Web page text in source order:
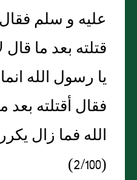
عليه و سلم
قتلته بعد ما قال
يا رسول الله
فقال أقتلته بعد
الله فما زال
(2/100)